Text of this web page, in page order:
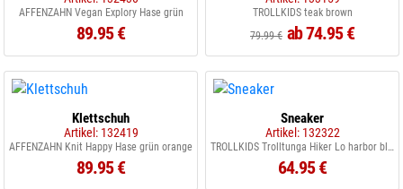
AFFENZAHN Vegan Explory Hase grün
89.95 €
TROLLKIDS teak brown
79.99 € ab 74.95 €
Klettschuh
Artikel: 132419
AFFENZAHN Knit Happy Hase grün orange
89.95 €
Sneaker
Artikel: 132322
TROLLKIDS Trolltunga Hiker Lo harbor blue
64.95 €